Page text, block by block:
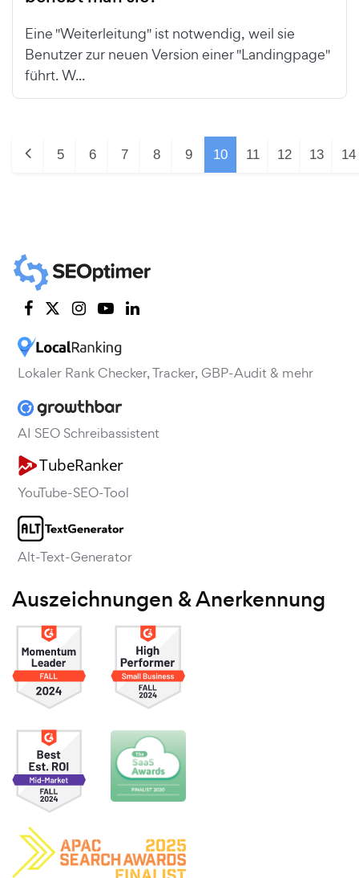
Eine "Weiterleitung" ist notwendig, weil sie
Benutzer zur neuen Version einer "Landingpage"
führt. W...
5 6 7 8 9 10 11 12 13 14
Lokaler Rank Checker, Tracker, GBP-Audit & mehr
AI SEO Schreibassistent
YouTube-SEO-Tool
Alt-Text-Generator
Auszeichnungen & Anerkennung